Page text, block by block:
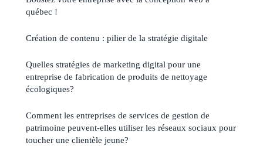
québec !
Création de contenu : pilier de la stratégie digitale
Quelles stratégies de marketing digital pour une
entreprise de fabrication de produits de nettoyage
écologiques?
Comment les entreprises de services de gestion de
patrimoine peuvent-elles utiliser les réseaux sociaux pour
toucher une clientèle jeune?